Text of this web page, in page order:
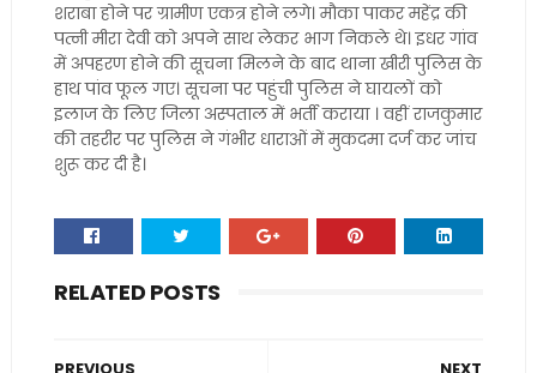
शराबा होने पर ग्रामीण एकत्र होने लगे। मौका पाकर महेंद्र की
पत्नी मीरा देवी को अपने साथ लेकर भाग निकले थे। इधर गांव
में अपहरण होने की सूचना मिलने के बाद थाना खीरी पुलिस के
हाथ पांव फूल गए। सूचना पर पहुंची पुलिस ने घायलों को
इलाज के लिए जिला अस्पताल में भर्ती कराया । वहीं राजकुमार
की तहरीर पर पुलिस ने गंभीर धाराओं में मुकदमा दर्ज कर जांच
शुरू कर दी है।
RELATED POSTS